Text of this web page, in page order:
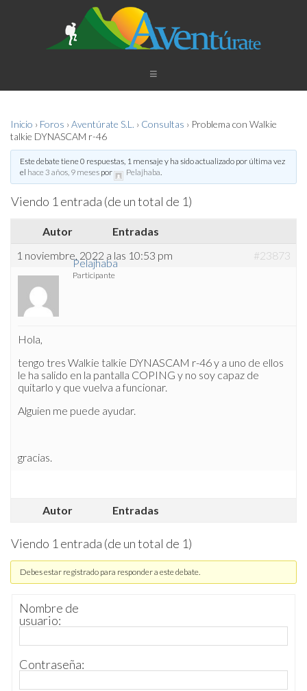
Inicio › Foros ›Aventúrate S.L. › Consultas › Problema con Walkie
talkie DYNASCAM r-46
Este debate tiene 0 respuestas, 1 mensaje y ha sido actualizado por última vez
el hace 3 años, 9 mesespor Pelajhaba.
Viendo 1 entrada (de un total de 1)
Autor
Entradas
1 noviembre, 2022 a las 10:53 pm
#23873
Pelajhaba
Participante
Hola,
tengo tres Walkie talkie DYNASCAM r-46 y a uno de ellos
le ha salido en la pantalla COPING y no soy capaz de
quitarlo y que vuelva a funcionar.
Alguien me puede ayudar.
gracias.
Autor Entradas
Viendo 1 entrada (de un total de 1)
Debes estar registrado para responder a este debate.
Nombre de
usuario:
Contraseña: